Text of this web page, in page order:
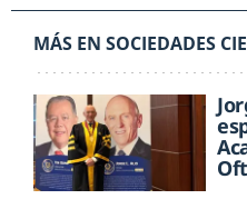
MÁS EN SOCIEDADES